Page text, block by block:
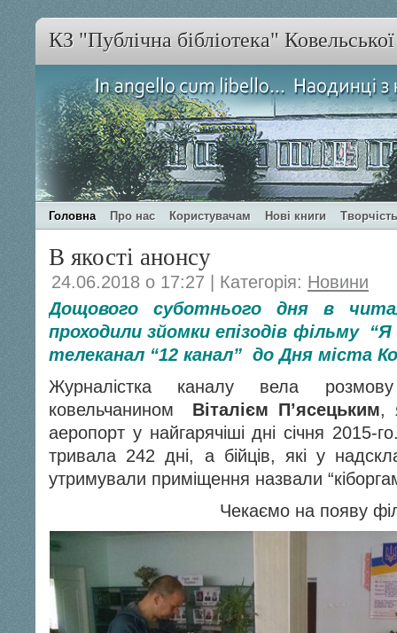
КЗ "Публічна бібліотека"
Головна Про нас Користувачам Нові книги
В якості анонсу
24.06.2018 о 17:27 | Категорія: Новини
Дощового суботнього дня в
проходили зйомки епізодів фільму
телеканал “12 канал” до Дня міста
Журналістка каналу вела
ковельчанином Віталієм П’ясецьким,
аеропорт у найгарячіші дні січня 2015-
тривала 242 дні, а бійців, які у
утримували приміщення назвали
Чекаємо на появу